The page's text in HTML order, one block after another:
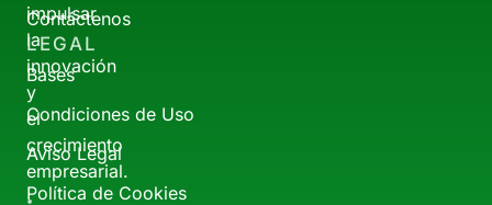
impulsar
la
innovación
y
el
crecimiento
empresarial.
Contáctenos
LEGAL
Bases
Condiciones de Uso
Aviso Legal
Política de Cookies